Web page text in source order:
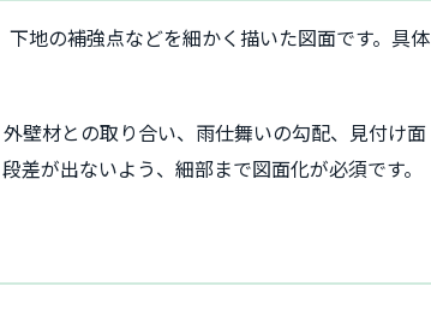
地の補強点などを細かく描いた図面です。具体
壁材との取り合い、雨仕舞いの勾配、見付け面
が出ないよう、細部まで図面化が必須です。